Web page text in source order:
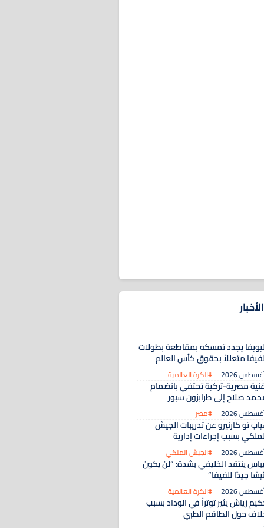
يجدد تمسكه بمقاطعة بطولات
متعللاً بحقوق كأس العالم
#الكرة العالمية
مصرية-تركية تحتفي بانضمام
صلاح إلى طرابزون سبور
#مصر
تو كارنيرو عن تدريبات الجيش
بسبب إجراءات إدارية
#الجيش الملكي
ينتقد الخليفي بشدة: “لن يكون
جيدًا للفيفا”
#الكرة العالمية
زياش يثير توتراً في الوداد بسبب
حول الطاقم الطبي